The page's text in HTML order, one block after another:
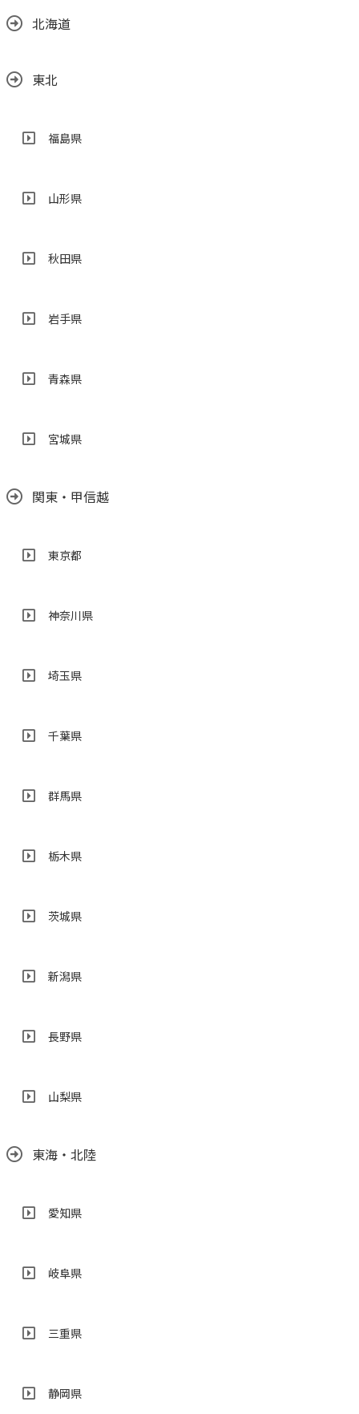
北海道
東北
福島県
山形県
秋田県
岩手県
青森県
宮城県
関東・甲信越
東京都
神奈川県
埼玉県
千葉県
群馬県
栃木県
茨城県
新潟県
長野県
山梨県
東海・北陸
愛知県
岐阜県
三重県
静岡県